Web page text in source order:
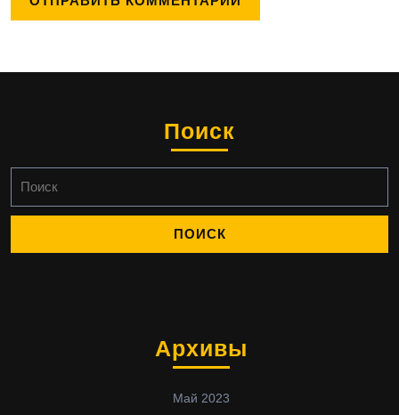
Поиск
Архивы
Май 2023